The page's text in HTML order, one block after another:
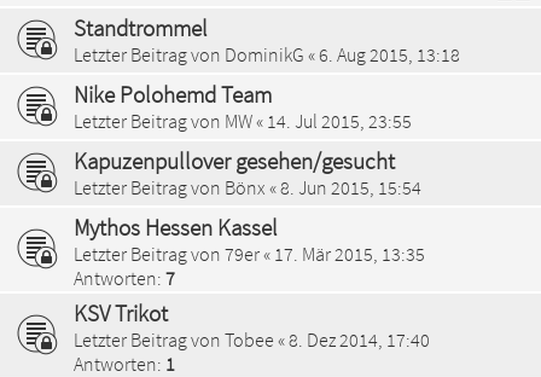
Standtrommel
Letzter Beitrag von DominikG «6. Aug 2015, 13:18
Nike Polohemd Team
Letzter Beitrag von MW« 14. Jul 2015, 23:55
Kapuzenpullover gesehen/gesucht
Letzter Beitrag von Bönx «8. Jun 2015, 15:54
Mythos Hessen Kassel
Letzter Beitrag von 79er« 17. Mär 2015, 13:35
Antworten: 7
KSV Trikot
Letzter Beitrag von Tobee «8. Dez 2014, 17:40
Antworten: 1